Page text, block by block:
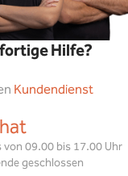
Hilfe?
Kundendienst
von 09.00 bis 17.00 Uhr
geschlossen